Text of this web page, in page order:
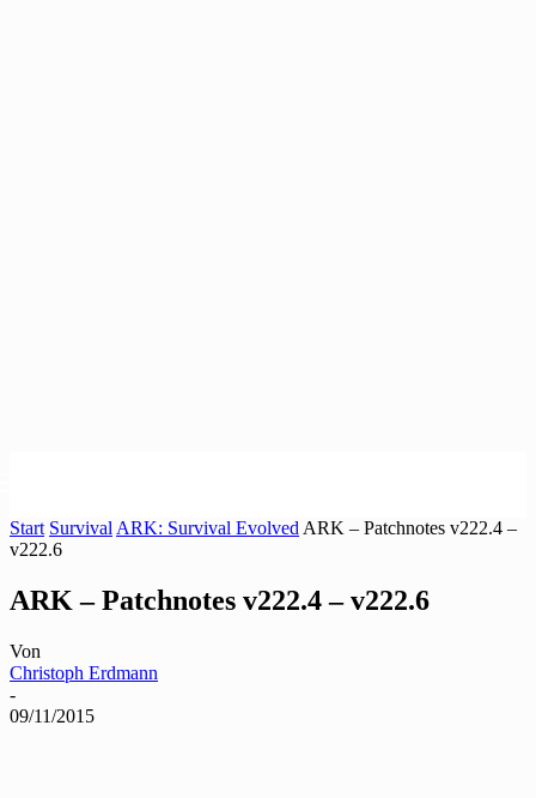
Start Survival ARK: Survival Evolved ARK – Patchnotes v222.4 –
v222.6
ARK – Patchnotes v222.4 – v222.6
Von
Christoph Erdmann
-
09/11/2015